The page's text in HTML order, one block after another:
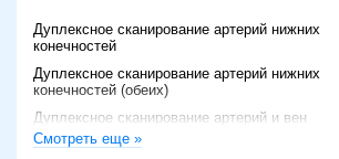
Дуплексное сканирование артерий нижних
конечностей
Дуплексное сканирование артерий нижних
конечностей (обеих)
Дуплексное сканирование артерий и вен
рук
Смотреть еще »